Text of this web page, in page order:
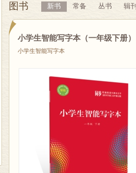
图书 新书 常备 丛书 辑刊
小学生智能写字本（一年级下册）
小学生智能写字本